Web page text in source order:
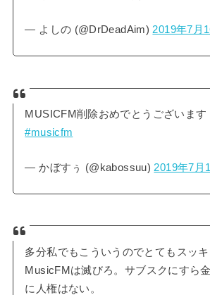
— よしの (@DrDeadAim)2019年7月
MUSICFM削除おめでとうございます
#musicfm
— かぼすぅ (@kabossuu) 2019年7月
多分私でもこういうのでとてもスッ
MusicFMは滅びろ。サブスクにすら
に人権はない。